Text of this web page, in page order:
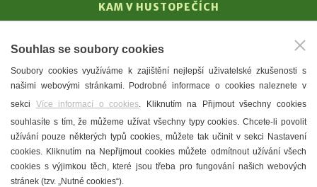
KAM V HUSTOPEČÍCH
T. G. Masaryk
Mandloně
Ubytování
Restaurace
Městské muzeum a galerie
Denní meníčka
Souhlas se soubory cookies
Soubory cookies využíváme k zajištění nejlepší uživatelské zkušenosti s
našimi webovými stránkami. Podrobné informace o cookies naleznete v
sekci Více informací o cookies. Kliknutím na Přijmout všechny cookies
souhlasíte s tím, že můžeme užívat všechny typy cookies. Chcete-li povolit
užívání pouze některých typů cookies, můžete tak učinit v sekci Nastavení
cookies. Kliknutím na Nepřijmout cookies můžete odmítnout užívání všech
cookies s výjimkou těch, které jsou třeba pro fungování našich webových
stránek (tzv. „Nutné cookies“).